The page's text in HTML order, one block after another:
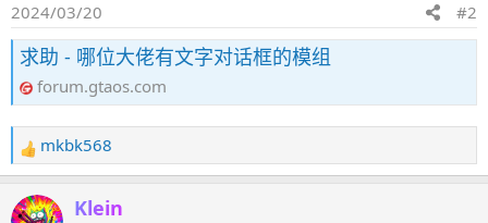
2024/03/20 #2
求助 - 哪位大佬有文字对话框的模组
forum.gtaos.com
反
馈
：
mkbk568
Klein